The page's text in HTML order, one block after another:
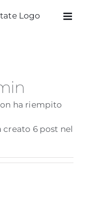
ha riempito
creato 6 post nel